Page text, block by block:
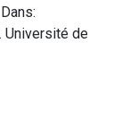
Université de